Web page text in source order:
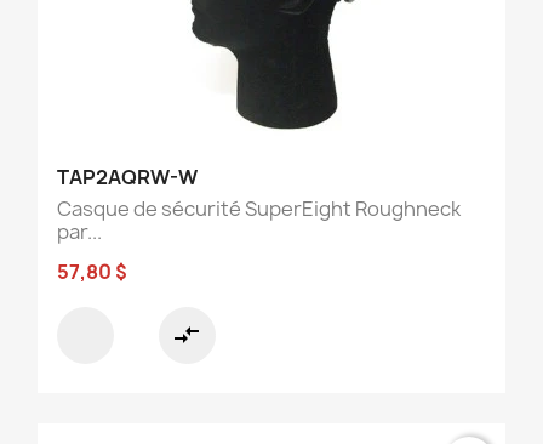
TAP2AQRW-W
Casque de sécurité SuperEight Roughneck
par...
57,80 $
compare_arrows